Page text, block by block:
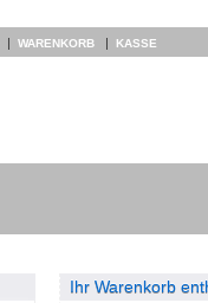
| WARENKORB | KASSE
Ihr Warenkorb